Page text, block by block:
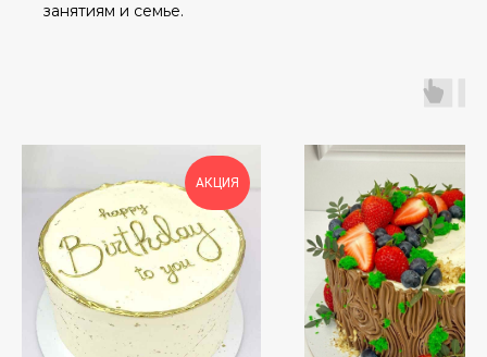
занятиям и семье.
АКЦИЯ